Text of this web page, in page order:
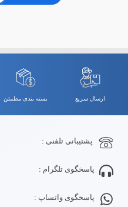
ارسال سریع بسته بندی مطمئن
پشتیبانی تلفنی :
پاسخگوی تلگرام :
پاسخگوی واتساپ :